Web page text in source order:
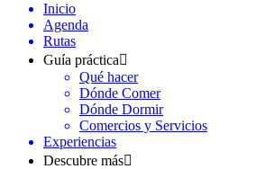
Inicio
Agenda
Rutas
Guía práctica
Qué hacer
Dónde Comer
Dónde Dormir
Comercios y Servicios
Experiencias
Descubre más